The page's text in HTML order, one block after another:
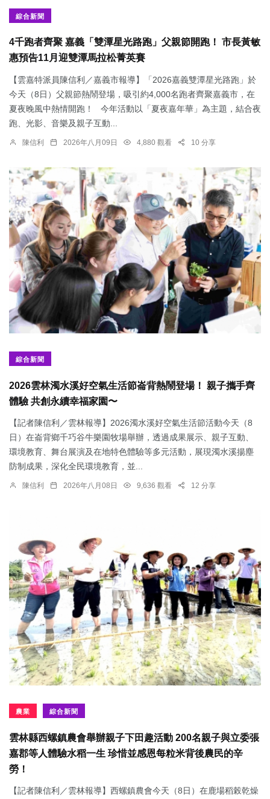
綜合新聞
4千跑者齊聚 嘉義「雙潭星光路跑」父親節開跑！ 市長黃敏
惠預告11月迎雙潭馬拉松菁英賽
【雲嘉特派員陳信利／嘉義市報導】「2026嘉義雙潭星光路跑」於
今天（8日）父親節熱鬧登場，吸引約4,000名跑者齊聚嘉義市，在
夏夜晚風中熱情開跑！ 今年活動以「夏夜嘉年華」為主題，結合夜
跑、光影、音樂及親子互動...
陳信利 2026年八月09日 4,880 觀看 10 分享
綜合新聞
2026雲林濁水溪好空氣生活節崙背熱鬧登場！ 親子攜手齊
體驗 共創永續幸福家園〜
【記者陳信利／雲林報導】2026濁水溪好空氣生活節活動今天（8
日）在崙背鄉千巧谷牛樂園牧場舉辦，透過成果展示、親子互動、
環境教育、舞台展演及在地特色體驗等多元活動，展現濁水溪揚塵
防制成果，深化全民環境教育，並...
陳信利 2026年八月08日 9,636 觀看 12 分享
農業 綜合新聞
雲林縣西螺鎮農會舉辦親子下田趣活動 200名親子與立委張
嘉郡等人體驗水稻一生 珍惜並感恩每粒米背後農民的辛
勞！
【記者陳信利／雲林報導】西螺鎮農會今天（8日）在鹿場稻榖乾燥